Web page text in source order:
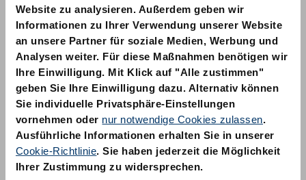
Website zu analysieren. Außerdem geben wir
Informationen zu Ihrer Verwendung unserer Website
an unsere Partner für soziale Medien, Werbung und
Analysen weiter. Für diese Maßnahmen benötigen wir
Ihre Einwilligung. Mit Klick auf "Alle zustimmen"
geben Sie Ihre Einwilligung dazu. Alternativ können
Sie individuelle Privatsphäre-Einstellungen
vornehmen oder nur notwendige Cookies zulassen.
Ausführliche Informationen erhalten Sie in unserer
Cookie-Richtlinie. Sie haben jederzeit die Möglichkeit
Ihrer Zustimmung zu widersprechen.
Bei Fragen zu Ihrer Bestellung wenden
Sie sich bitte an info@am-quality.com
AM Quality GmbH
Wolfsstraße 6-14